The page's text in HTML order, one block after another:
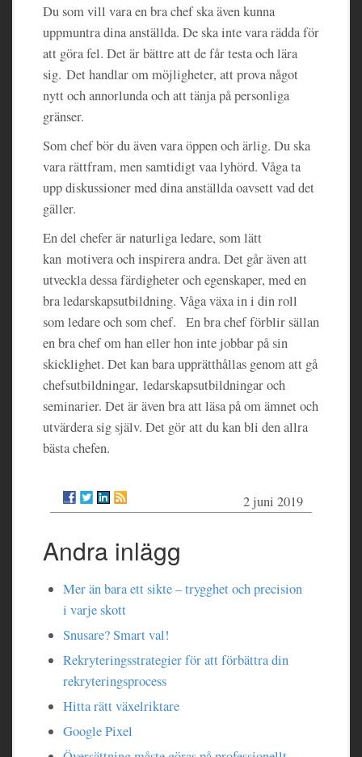
Du som vill vara en bra chef ska även kunna
uppmuntra dina anställda. De ska inte vara rädda för
att göra fel. Det är bättre att de får testa och lära
sig. Det handlar om möjligheter, att prova något
nytt och annorlunda och att tänja på personliga
gränser.
Som chef bör du även vara öppen och ärlig. Du ska
vara rättfram, men samtidigt vaa lyhörd. Våga ta
upp diskussioner med dina anställda oavsett vad det
gäller.
En del chefer är naturliga ledare, som lätt
kan motivera och inspirera andra. Det går även att
utveckla dessa färdigheter och egenskaper, med en
bra ledarskapsutbildning. Våga växa in i din roll
som ledare och som chef. En bra chef förblir sällan
en bra chef om han eller hon inte jobbar på sin
skicklighet. Det kan bara upprätthållas genom att gå
chefsutbildningar, ledarskapsutbildningar och
seminarier. Det är även bra att läsa på om ämnet och
utvärdera sig själv. Det gör att du kan bli den allra
bästa chefen.
2 juni 2019
Andra inlägg
Mer än bara ett sikte – trygghet och precision
i varje skott
Snusare? Smart val!
Rekryteringsstrategier för att förbättra din
rekryteringsprocess
Hitta rätt växelriktare
Google Pixel